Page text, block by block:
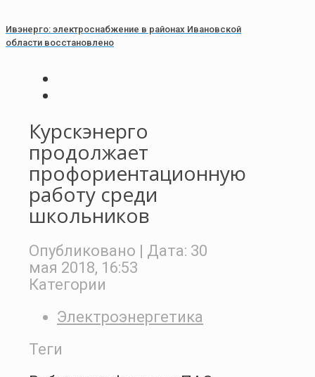
Ивэнерго: электроснабжение в районах Ивановской
области восстановлено
Курскэнерго
продолжает
профориентационную
работу среди
школьников
Опубликовано | Дата: 30
мая 2018, 16:53
Категории
Электроэнергетика
Теги